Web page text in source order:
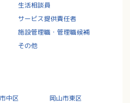
生活相談員
サービス提供責任者
施設管理職・管理職候補
その他
中区
岡山市東区